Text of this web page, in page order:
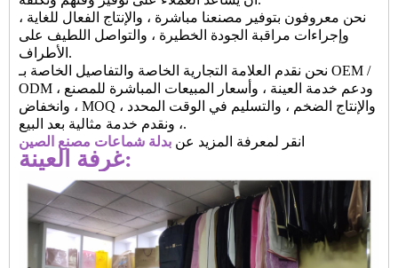
نحن معروفون بتوفير مصنعنا مباشرة ، والإنتاج الفعال للغاية ،
وإجراءات مراقبة الجودة الخطيرة ، والتواصل اللطيف على
الأطراف.
نحن نقدم العلامة التجارية الخاصة والتفاصيل الخاصة بـ OEM /
ODM ، ودعم خدمة العينة ، وأسعار المبيعات المباشرة للمصنع
، وانخفاض MOQ ، والإنتاج الضخم ، والتسليم في الوقت المحدد
، ونقدم خدمة مثالية بعد البيع.
انقر لمعرفة المزيد عن بدلة شماعات مصنع الصين
غرفة العينة: